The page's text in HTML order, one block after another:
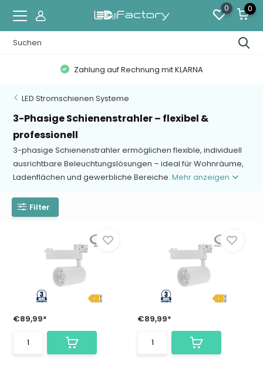
0 0
Zahlung auf Rechnung mit KLARNA
LED Stromschienen Systeme
3-Phasige Schienenstrahler – flexibel &
professionell
3-phasige Schienenstrahler ermöglichen flexible, individuell
ausrichtbare Beleuchtungslösungen – ideal für Wohnräume,
Ladenflächen und gewerbliche Bereiche.Mehr anzeigen
Filter
€89,99* €89,99*